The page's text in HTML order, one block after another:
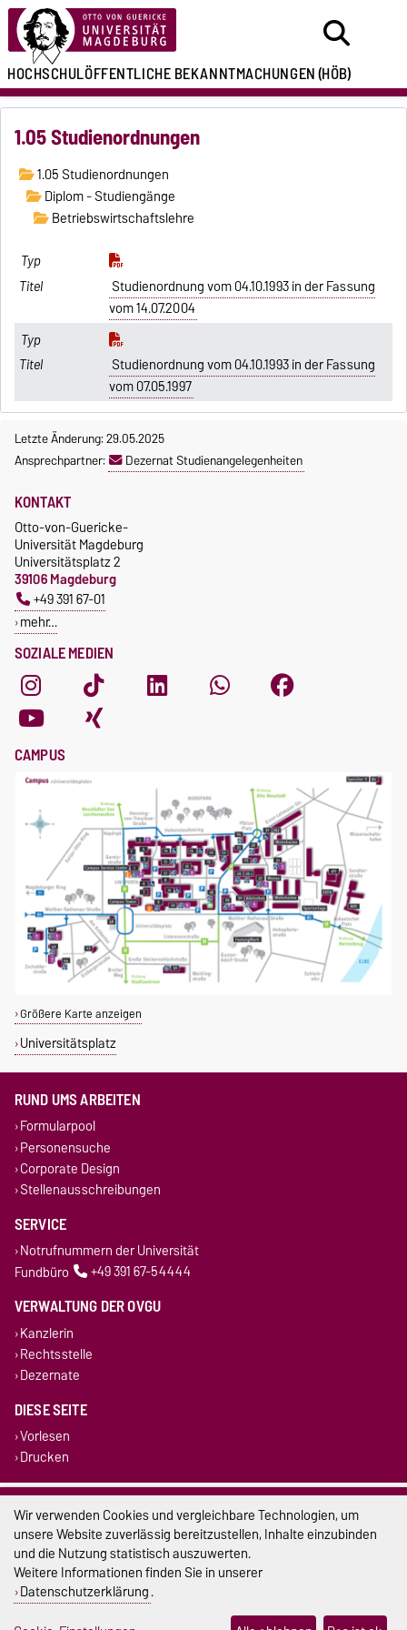
HOCHSCHULÖFFENTLICHEBEKANNTMACHUNGEN(HÖB)
1.05 Studienordnungen
1.05 Studienordnungen
Diplom - Studiengänge
Betriebswirtschaftslehre
Studienordnung vom 04.10.1993 in der Fassung
vom 14.07.2004
Studienordnung vom 04.10.1993 in der Fassung
vom 07.05.1997
Letzte Änderung: 29.05.2025
Ansprechpartner:
Dezernat Studienangelegenheiten
SOZIALE MEDIEN
KONTAKT
Otto-von-Guericke-
Universität Magdeburg
Universitätsplatz 2
39106 Magdeburg
+49 391 67-01
mehr…
CAMPUS
Größere Karte anzeigen
Universitätsplatz
RUND UMS ARBEITEN
Formularpool
Personensuche
Corporate Design
Stellenausschreibungen
SERVICE
Notrufnummern der Universität
Fundbüro
+49 391 67-54444
VERWALTUNG DER OVGU
Kanzlerin
Rechtsstelle
Dezernate
DIESE SEITE
Vorlesen
Drucken
Impressum
Datenschutz
Barrierefreiheit
Cookie-Einstellungen
Wir verwenden Cookies und vergleichbare Technologien, um
unsere Website zuverlässig bereitzustellen, Inhalte einzubinden
und die Nutzung statistisch auszuwerten.
Weitere Informationen finden Sie in unserer
Datenschutzerklärung.